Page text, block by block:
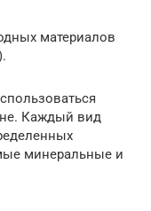
материалов
Каждый вид
минеральные и